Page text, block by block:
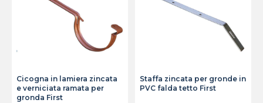
Cicogna in lamiera zincata
e verniciata ramata per
gronda First
Staffa zincata per gronde in
PVC falda tetto First